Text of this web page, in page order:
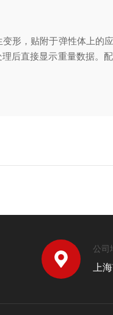
形，贴附于弹性体上的
后直接显示重量数据。
公司
上